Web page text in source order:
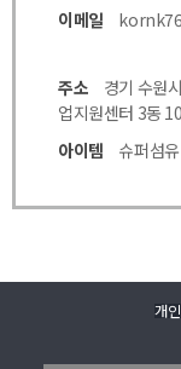
이메일
주소
경기 수원
업지원센터 3동
아이템
슈퍼섬
개